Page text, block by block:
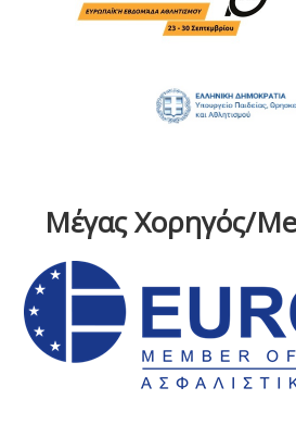
Μέγας Χορηγός/